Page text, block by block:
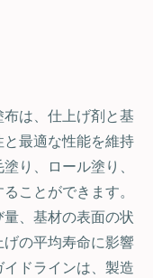
は、仕上げ剤と基
最適な性能を維持
り、ロール塗り、
ことができます。
、基材の表面の状
の平均寿命に影響
ドラインは、製造